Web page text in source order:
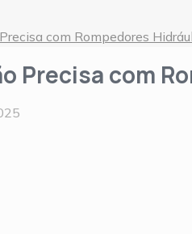
com Rompedores
Precisa com